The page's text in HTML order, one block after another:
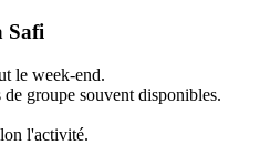
Safi
le week-end.
groupe souvent disponibles.
l'activité.